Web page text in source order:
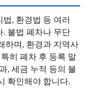
, 환경법 등 여러
. 불법 폐차나 무단
하며, 환경과 지역사
히 폐차 후 등록 말
, 세금 누적 등의 불
확인해야 합니다.